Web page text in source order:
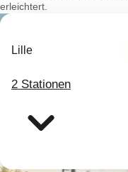
erleichtert.
Lille
2 Stationen